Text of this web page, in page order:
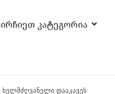
კატეგორია
ხელმძღვანელი დააკავეს